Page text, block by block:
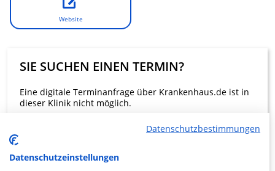
Website
SIE SUCHEN EINEN TERMIN?
Eine digitale Terminanfrage über Krankenhaus.de ist in
dieser Klinik nicht möglich.
Datenschutzbestimmungen
Datenschutzeinstellungen